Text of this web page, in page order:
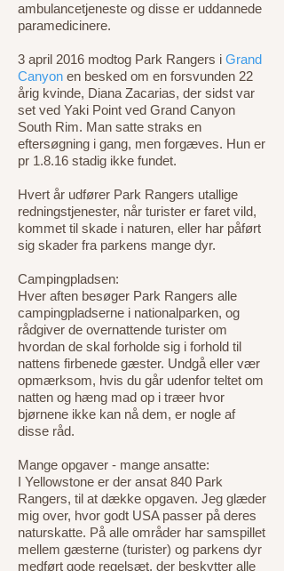
ambulancetjeneste og disse er uddannede
paramedicinere.
3 april 2016 modtog Park Rangers i Grand
Canyon en besked om en forsvunden 22
årig kvinde, Diana Zacarias, der sidst var
set ved Yaki Point ved Grand Canyon
South Rim. Man satte straks en
eftersøgning i gang, men forgæves. Hun er
pr 1.8.16 stadig ikke fundet.
Hvert år udfører Park Rangers utallige
redningstjenester, når turister er faret vild,
kommet til skade i naturen, eller har påført
sig skader fra parkens mange dyr.
Campingpladsen:
Hver aften besøger Park Rangers alle
campingpladserne i nationalparken, og
rådgiver de overnattende turister om
hvordan de skal forholde sig i forhold til
nattens firbenede gæster. Undgå eller vær
opmærksom, hvis du går udenfor teltet om
natten og hæng mad op i træer hvor
bjørnene ikke kan nå dem, er nogle af
disse råd.
Mange opgaver - mange ansatte:
I Yellowstone er der ansat 840 Park
Rangers, til at dække opgaven. Jeg glæder
mig over, hvor godt USA passer på deres
naturskatte. På alle områder har samspillet
mellem gæsterne (turister) og parkens dyr
medført gode regelsæt, der beskytter alle